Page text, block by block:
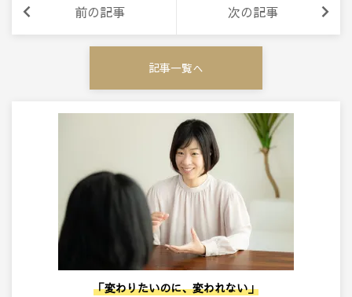
前の記事 次の記事
記事一覧へ
「変わりたいのに、変われない」